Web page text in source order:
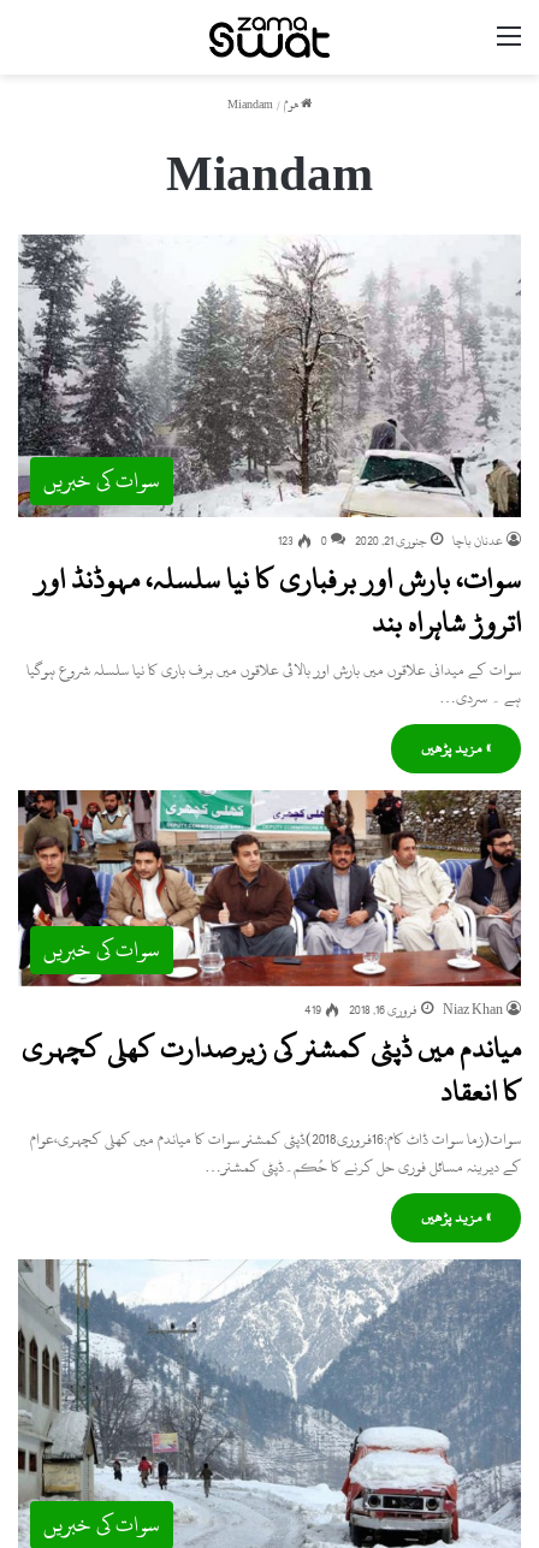
ھوم/
Miandam
Miandam
سوات کی خبریں
عدنان باچا جنوری 21, 2020 0
123
سوات، بارش اور برفباری کا نیا سلسلہ، مہوڈنڈ اور
اتروڑ شاہراہ بند
سوات کے میدانی علاقوں میں بارش اور بالائی علاقوں میں برف باری کا نیا سلسلہ شروع ہوگیا
ہے ۔ سردی…
» مزید پڑھیں
سوات کی خبریں
Niaz Khan فروری 16, 2018 419
میاندم میں ڈپٹی کمشنر کی زیرصدارت کھلی کچہری
کا انعقاد
سوات(زما سوات ڈاٹ کام:16فروری2018)ڈپٹی کمشنر سوات کا میاندم میں کھلی کچہری،عوام
کے دیرینہ مسائل فوری حل کرنے کا حُکم۔ڈپٹی کمشنر…
» مزید پڑھیں
سوات کی خبریں